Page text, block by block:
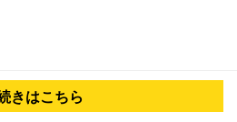
きはこちら